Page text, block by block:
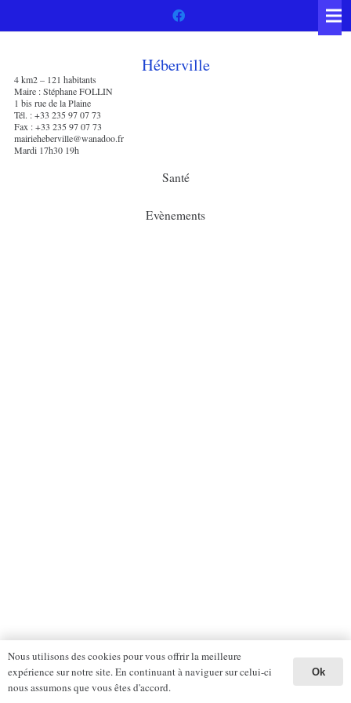
Héberville
4 km2 – 121 habitants
Maire : Stéphane FOLLIN
1 bis rue de la Plaine
Tél. : +33 235 97 07 73
Fax : +33 235 97 07 73
mairieheberville@wanadoo.fr
Mardi 17h30 19h
Santé
Evènements
Nous utilisons des cookies pour vous offrir la meilleure
expérience sur notre site. En continuant à naviguer sur celui-ci
nous assumons que vous êtes d'accord.
Ok